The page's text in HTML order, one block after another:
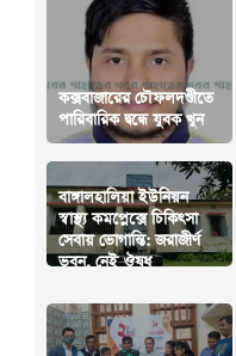
কক্সবাজারের চৌফলদণ্ডীতে
পারিবারিক দ্বন্ধে যুবক খুন
বাঙ্গালহালিয়া ইউনিয়ন
স্বাস্থ্য কমপ্লেক্সে চিকিৎসা
সেবায় ভোগান্তি: জরাজীর্ণ
ভবন, নেই ঔষধ